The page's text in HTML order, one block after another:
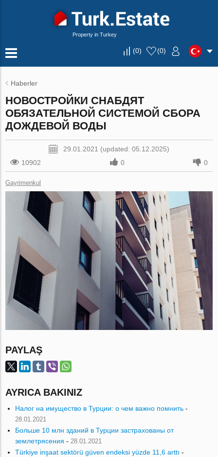
Property in Turkey
(0) (0)
Haberler
НОВОСТРОЙКИ СНАБДЯТ
ОБЯЗАТЕЛЬНОЙ СИСТЕМОЙ СБОРА
ДОЖДЕВОЙ ВОДЫ
29.01.2021 (updated: 05.12.2025)
10902
0 0
Gayrimenkul
PAYLAŞ
AYRICA BAKINIZ
Налог на имущество в Турции: о чем важно помнить -
28.01.2021
Больше 10 млн зданий в Турции застрахованы от
землетрясения - 28.01.2021
Türkiye inşaat sektörü güven endeksi yüzde 11,6 arttı -